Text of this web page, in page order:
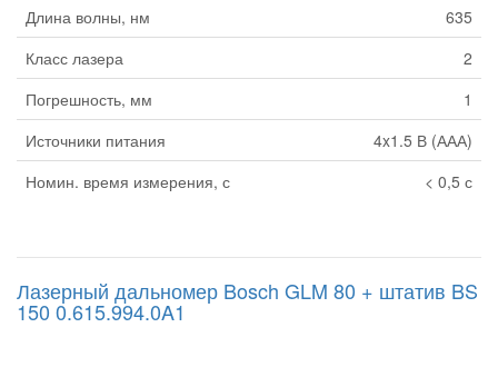
Длина волны, нм
635
Класс лазера
2
Погрешность, мм
1
Источники питания
4x1.5 В (ААА)
Номин. время измерения, с
< 0,5 с
Лазерный дальномер Bosch GLM 80 + штатив BS
150 0.615.994.0A1